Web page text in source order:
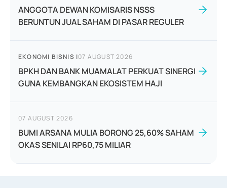
ANGGOTA DEWAN KOMISARIS NSSS
BERUNTUN JUAL SAHAM DI PASAR REGULER
EKONOMI BISNIS |07 AUGUST 2026
BPKH DAN BANK MUAMALAT PERKUAT SINERGI
GUNA KEMBANGKAN EKOSISTEM HAJI
07 AUGUST 2026
BUMI ARSANA MULIA BORONG 25,60% SAHAM
OKAS SENILAI RP60,75 MILIAR